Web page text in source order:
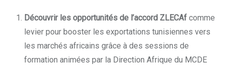
Découvrir les opportunités de l’accord ZLECAf comme
levier pour booster les exportations tunisiennes vers
les marchés africains grâce à des sessions de
formation animées par la Direction Afrique du MCDE